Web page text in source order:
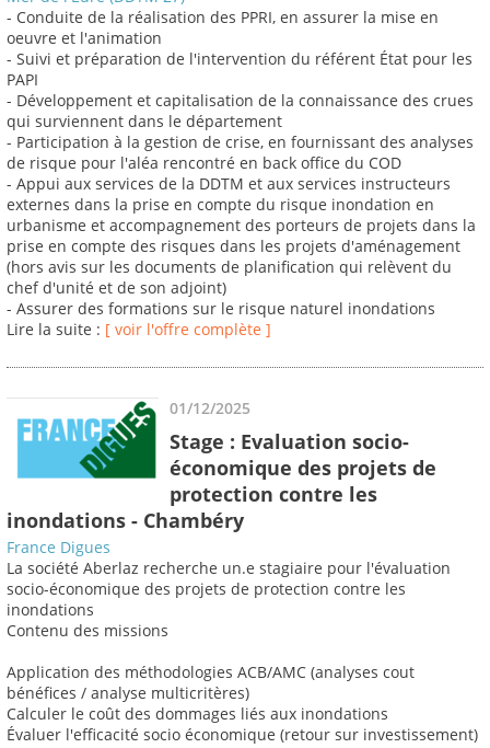
- Conduite de la réalisation des PPRI, en assurer la mise en
oeuvre et l'animation
- Suivi et préparation de l'intervention du référent État pour les
PAPI
- Développement et capitalisation de la connaissance des crues
qui surviennent dans le département
- Participation à la gestion de crise, en fournissant des analyses
de risque pour l'aléa rencontré en back office du COD
- Appui aux services de la DDTM et aux services instructeurs
externes dans la prise en compte du risque inondation en
urbanisme et accompagnement des porteurs de projets dans la
prise en compte des risques dans les projets d'aménagement
(hors avis sur les documents de planification qui relèvent du
chef d'unité et de son adjoint)
- Assurer des formations sur le risque naturel inondations
Lire la suite : [ voir l'offre complète ]
01/12/2025
Stage : Evaluation socio-
économique des projets de
protection contre les
inondations - Chambéry
France Digues
La société Aberlaz recherche un.e stagiaire pour l'évaluation
socio-économique des projets de protection contre les
inondations
Contenu des missions
Application des méthodologies ACB/AMC (analyses cout
bénéfices / analyse multicritères)
Calculer le coût des dommages liés aux inondations
Évaluer l'efficacité socio économique (retour sur investissement)